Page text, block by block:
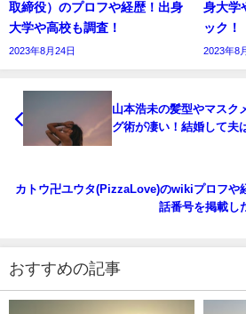
取締役）のプロフや経歴！出身
大学や高校も調査！
2023年8月24日
身大学
ック！
2023年8
山本浩未の髪型やマスク
グ術が凄い！結婚して夫
カトウ卍ユウタ(PizzaLove)のwikiプロフや
話番号を掲載し
おすすめの記事